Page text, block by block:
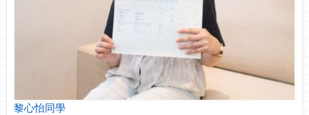
黎心怡同學